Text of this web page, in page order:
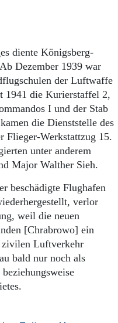
diente Königsberg-
Dezember 1939 war
der Luftwaffe
1941 die Kurierstaffel 2,
I und der Stab
die Dienststelle des
Flieger-Werkstattzug 15.
unter anderem
Major Walther Sieh.
beschädigte Flughafen
verlor
weil die neuen
[Chrabrowo] ein
zivilen Luftverkehr
bald nur noch als